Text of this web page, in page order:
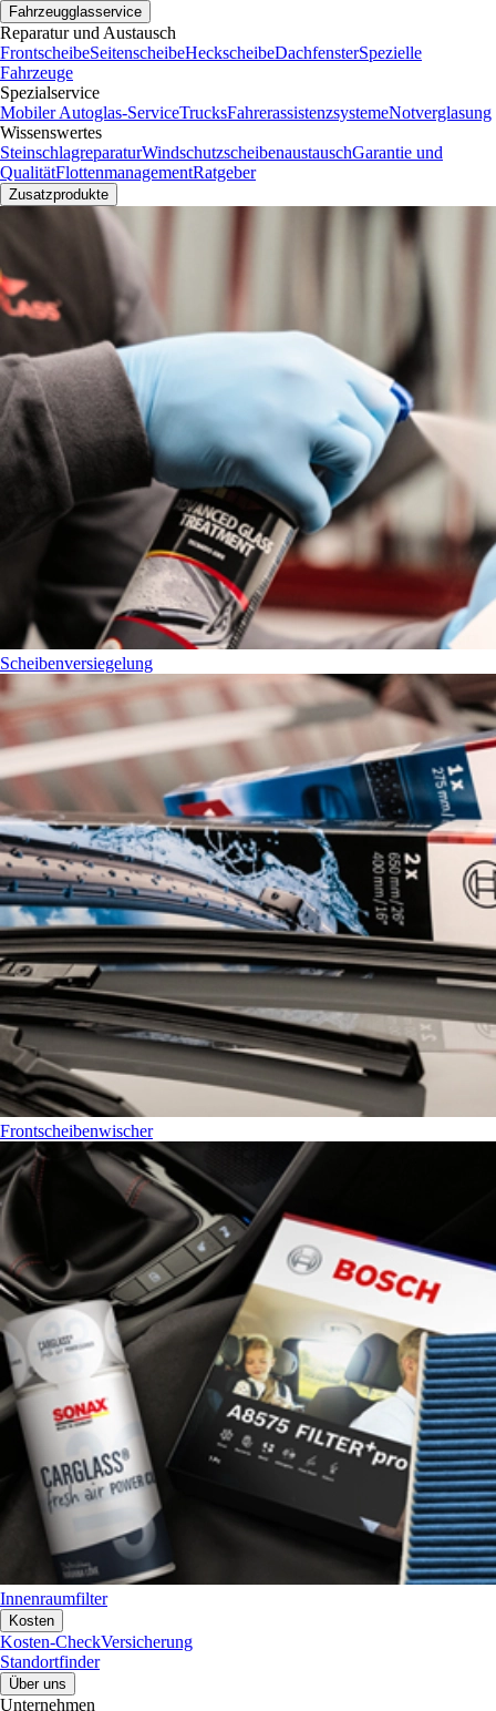
Fahrzeugglasservice
Reparatur und Austausch
FrontscheibeSeitenscheibeHeckscheibeDachfensterSpezielle
Fahrzeuge
Spezialservice
Mobiler Autoglas-ServiceTrucksFahrerassistenzsystemeNotverglasung
Wissenswertes
SteinschlagreparaturWindschutzscheibenaustauschGarantie und
QualitätFlottenmanagementRatgeber
Zusatzprodukte
Scheibenversiegelung
Frontscheibenwischer
Innenraumfilter
Kosten
Kosten-CheckVersicherung
Standortfinder
Über uns
Unternehmen